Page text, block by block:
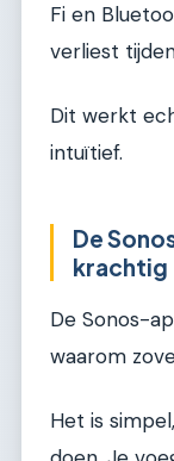
Fi en
verliest
Dit werkt
intuïtief.
De
krachtig
De Sonos-
waarom
Het is